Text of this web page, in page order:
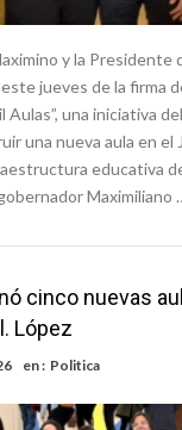
y la Presidente
jueves de la firma
Aulas”, una iniciativa
una nueva aula en el
educativa
Maximiliano
cinco nuevas
López
en : Politica